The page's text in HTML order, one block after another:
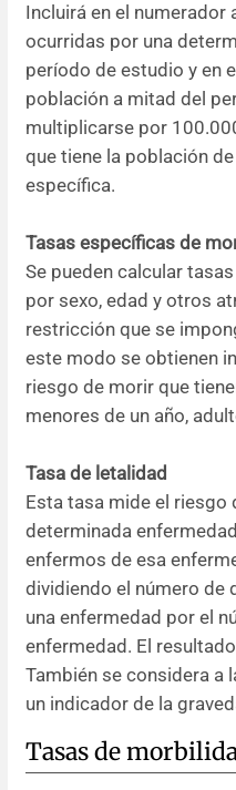
Incluirá en el
ocurridas por una
período de estudio y en
población a mitad del
multiplicarse por
que tiene la población
específica.
Tasas específicas de
Se pueden calcular
por sexo, edad y otros
restricción que se
este modo se obtienen
riesgo de morir que
menores de un año,
Tasa de letalidad
Esta tasa mide el riesgo
determinada
enfermos de esa
dividiendo el número de
una enfermedad por el
enfermedad. El
También se considera a
un indicador de la
Tasas de